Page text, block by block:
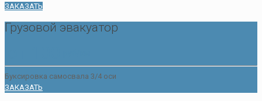
ЗАКАЗАТЬ
Грузовой эвакуатор
Буксировка самосвала 3/4 оси
ЗАКАЗАТЬ